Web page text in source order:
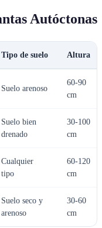
Autóctonas
Tipo de suelo Altura
Suelo arenoso
60-90
cm
Suelo bien
drenado
30-100
cm
Cualquier
tipo
60-120
cm
Suelo seco y
arenoso
30-60
cm